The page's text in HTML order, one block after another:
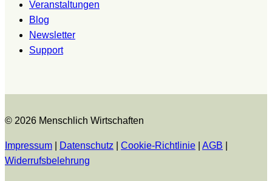
Veranstaltungen
Blog
Newsletter
Support
© 2026 Menschlich Wirtschaften
Impressum Datenschutz Cookie-Richtlinie AGB
Widerrufsbelehrung